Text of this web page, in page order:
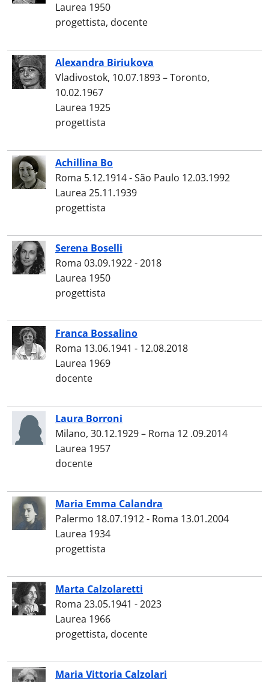
Laurea 1950
progettista, docente
Alexandra Biriukova
Vladivostok, 10.07.1893 – Toronto,
10.02.1967
Laurea 1925
progettista
Achillina Bo
Roma 5.12.1914 - São Paulo 12.03.1992
Laurea 25.11.1939
progettista
Serena Boselli
Roma 03.09.1922 - 2018
Laurea 1950
progettista
Franca Bossalino
Roma 13.06.1941 - 12.08.2018
Laurea 1969
docente
Laura Borroni
Milano, 30.12.1929 – Roma 12 .09.2014
Laurea 1957
docente
Maria Emma Calandra
Palermo 18.07.1912 - Roma 13.01.2004
Laurea 1934
progettista
Marta Calzolaretti
Roma 23.05.1941 - 2023
Laurea 1966
progettista, docente
Maria Vittoria Calzolari